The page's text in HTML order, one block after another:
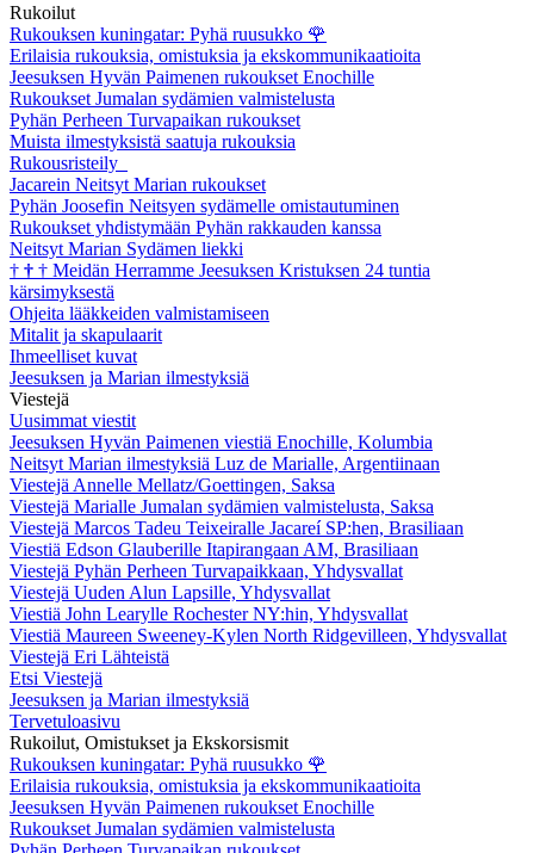
Rukoilut
Rukouksen kuningatar: Pyhä ruusukko 🌹
Erilaisia rukouksia, omistuksia ja ekskommunikaatioita
Jeesuksen Hyvän Paimenen rukoukset Enochille
Rukoukset Jumalan sydämien valmistelusta
Pyhän Perheen Turvapaikan rukoukset
Muista ilmestyksistä saatuja rukouksia
Rukousristeily
Jacarein Neitsyt Marian rukoukset
Pyhän Joosefin Neitsyen sydämelle omistautuminen
Rukoukset yhdistymään Pyhän rakkauden kanssa
Neitsyt Marian Sydämen liekki
† † † Meidän Herramme Jeesuksen Kristuksen 24 tuntia
kärsimyksestä
Ohjeita lääkkeiden valmistamiseen
Mitalit ja skapulaarit
Ihmeelliset kuvat
Jeesuksen ja Marian ilmestyksiä
Viestejä
Uusimmat viestit
Jeesuksen Hyvän Paimenen viestiä Enochille, Kolumbia
Neitsyt Marian ilmestyksiä Luz de Marialle, Argentiinaan
Viestejä Annelle Mellatz/Goettingen, Saksa
Viestejä Marialle Jumalan sydämien valmistelusta, Saksa
Viestejä Marcos Tadeu Teixeiralle Jacareí SP:hen, Brasiliaan
Viestiä Edson Glauberille Itapirangaan AM, Brasiliaan
Viestejä Pyhän Perheen Turvapaikkaan, Yhdysvallat
Viestejä Uuden Alun Lapsille, Yhdysvallat
Viestiä John Learylle Rochester NY:hin, Yhdysvallat
Viestiä Maureen Sweeney-Kylen North Ridgevilleen, Yhdysvallat
Viestejä Eri Lähteistä
Etsi Viestejä
Jeesuksen ja Marian ilmestyksiä
Tervetuloasivu
Rukoilut, Omistukset ja Ekskorsismit
Rukouksen kuningatar: Pyhä ruusukko 🌹
Erilaisia rukouksia, omistuksia ja ekskommunikaatioita
Jeesuksen Hyvän Paimenen rukoukset Enochille
Rukoukset Jumalan sydämien valmistelusta